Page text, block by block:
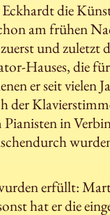
die
am frühen
und zuletzt
Hauses, die
er seit vielen
der
in
erfüllt:
hat er die